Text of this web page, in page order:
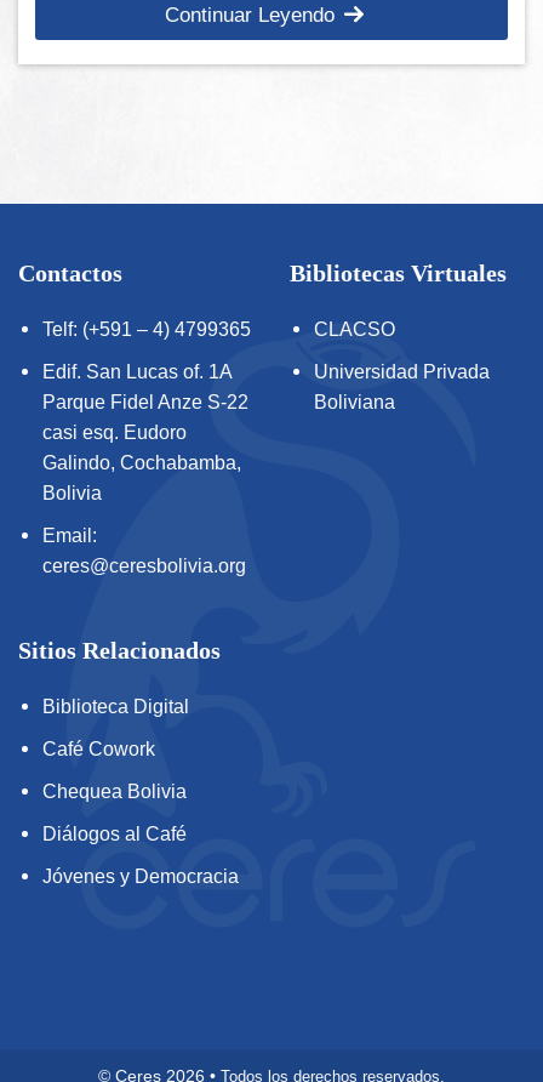
Continuar Leyendo
Contactos
Telf: (+591 – 4) 4799365
Edif. San Lucas of. 1A
Parque Fidel Anze S-22
casi esq. Eudoro
Galindo, Cochabamba,
Bolivia
Email:
ceres@ceresbolivia.org
Bibliotecas Virtuales
CLACSO
Universidad Privada
Boliviana
Sitios Relacionados
Biblioteca Digital
Café Cowork
Chequea Bolivia
Diálogos al Café
Jóvenes y Democracia
© Ceres 2026 • Todos los derechos reservados.